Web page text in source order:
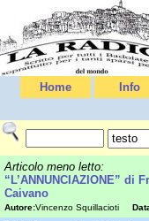
Home Info
Articolo meno letto:
“L’ANNUNCIAZIONE” di
Caivano
Autore:Vincenzo Squillacioti